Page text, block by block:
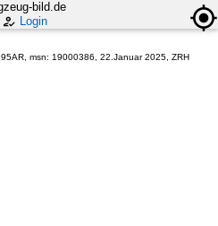
bild.de
Login
msn: 19000386, 22.Januar 2025, ZRH